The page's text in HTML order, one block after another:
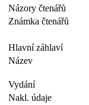
Názory čtenářů
Známka čtenářů
Hlavní záhlaví
Název
Vydání
Nakl. údaje